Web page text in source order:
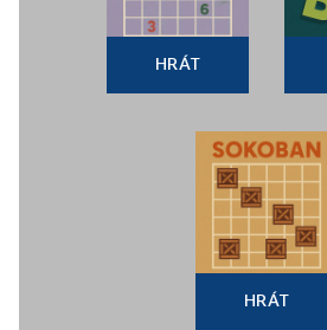
HRÁT
HRÁT